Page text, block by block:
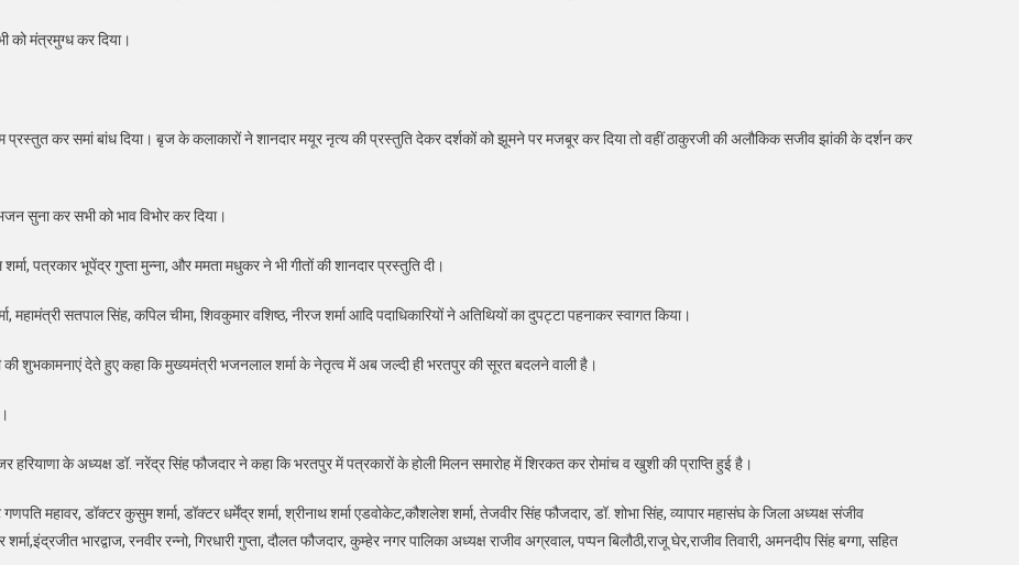
को मंत्रमुग्ध कर दिया।
प्रस्तुत कर समां बांध दिया। बृज के कलाकारों ने शानदार मयूर नृत्य की प्रस्तुति देकर दर्शकों को झूमने पर मजबूर कर दिया तो वहीं ठाकुरजी की अलौकिक सजीव झांकी के दर्शन कर
सुना कर सभी को भाव विभोर कर दिया।
पत्रकार भूपेंद्र गुप्ता मुन्ना, और ममता मधुकर ने भी गीतों की शानदार प्रस्तुति दी।
महामंत्री सतपाल सिंह, कपिल चीमा, शिवकुमार वशिष्ठ, नीरज शर्मा आदि पदाधिकारियों ने अतिथियों का दुपट्टा पहनाकर स्वागत किया।
की शुभकामनाएं देते हुए कहा कि मुख्यमंत्री भजनलाल शर्मा के नेतृत्व में अब जल्दी ही भरतपुर की सूरत बदलने वाली है।
के अध्यक्ष डॉ. नरेंद्र सिंह फौजदार ने कहा कि भरतपुर में पत्रकारों के होली मिलन समारोह में शिरकत कर रोमांच व खुशी की प्राप्ति हुई है।
महावर, डॉक्टर कुसुम शर्मा, डॉक्टर धर्मेंद्र शर्मा, श्रीनाथ शर्मा एडवोकेट,कौशलेश शर्मा, तेजवीर सिंह फौजदार, डॉ. शोभा सिंह, व्यापार महासंघ के जिला अध्यक्ष संजीव
भारद्वाज, रनवीर रन्नो, गिरधारी गुप्ता, दौलत फौजदार, कुम्हेर नगर पालिका अध्यक्ष राजीव अग्रवाल, पप्पन बिलौठी,राजू घेर,राजीव तिवारी, अमनदीप सिंह बग्गा, सहित